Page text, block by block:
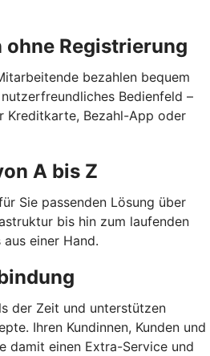
Registrierung
bezahlen bequem
Bedienfeld –
Kreditkarte, Bezahl-App oder
A bis Z
Sie passenden Lösung über
bis hin zum laufenden
einer Hand.
der Zeit und unterstützen
Ihren Kundinnen, Kunden und
damit einen Extra-Service und